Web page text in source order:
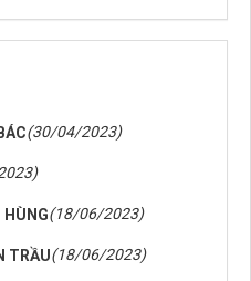
(30/04/2023)
HÙNG(18/06/2023)
TRẦU(18/06/2023)